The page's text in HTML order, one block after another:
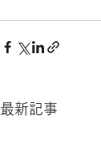
最新記事